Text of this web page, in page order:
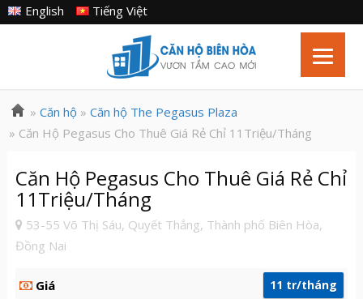
Tiếng Việt
English
» Căn hộ» Căn hộ The Pegasus Plaza
» Căn Hộ Pegasus Cho Thuê Giá Rẻ Chỉ 11Triệu/Tháng
Căn Hộ Pegasus Cho Thuê Giá Rẻ Chỉ
11Triệu/Tháng
53-55 Võ Thị Sáu, Quyết Thắng, Thành phố Biên Hòa,
Đồng Nai
Giá 11 tr/tháng